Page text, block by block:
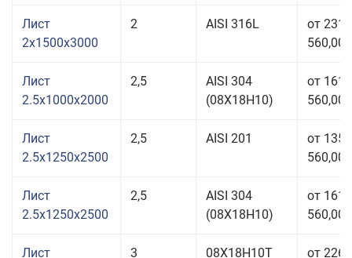
Лист
2x1500x3000
2 AISI 316L
от 231
560,00
Лист
2.5x1000x2000
2,5
AISI 304
(08Х18Н10)
от 161
560,00
Лист
2.5x1250x2500
2,5 AISI 201
от 135
560,00
Лист
2.5x1250x2500
2,5
AISI 304
(08Х18Н10)
от 161
560,00
Лист
3 08Х18Н10Т
от 226